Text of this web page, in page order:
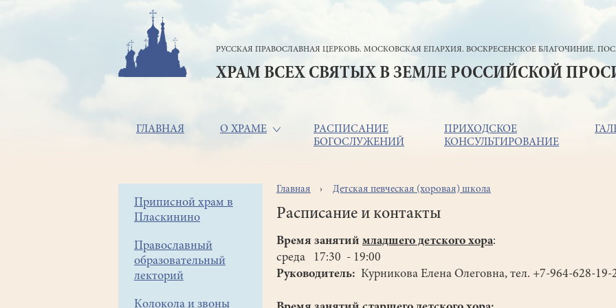
РУССКАЯ ПРАВОСЛАВНАЯ ЦЕРКОВЬ. МОСКОВСКАЯ ЕПАРХИЯ. ВОСКРЕСЕНСКОЕ БЛАГОЧИНИЕ.
ХРАМ ВСЕХ СВЯТЫХ В ЗЕМЛЕ РОССИЙСКОЙ
Основная
ГЛАВНАЯ О ХРАМЕ
РАСПИСАНИЕ
БОГОСЛУЖЕНИЙ
ПРИХОДСКОЕ
КОНСУЛЬТИРОВАНИЕ
Боковое
меню
Приписной храм в
Пласкинино
Православный
образовательный
лекторий
Колокола и звоны
Строка
навигации
Главная Детская певческая (хоровая) школа
Расписание и контакты
Время занятий младшего детского хора:
среда 17:30 - 19:00
Руководитель: Курникова Елена Олеговна, тел. +7-964-628-19-